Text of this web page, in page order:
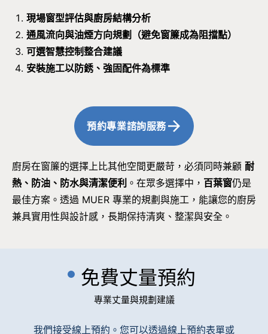
現場窗型評估與廚房結構分析
通風流向與油煙方向規劃（避免窗簾成為阻擋點）
可選智慧控制整合建議
安裝施工以防銹、強固配件為標準
預約專業諮詢服務
廚房在窗簾的選擇上比其他空間更嚴苛，必須同時兼顧 耐
熱、防油、防水與清潔便利 。在眾多選擇中， 百葉窗仍是
最佳方案。透過 MUER 專業的規劃與施工，能讓您的廚房
兼具實用性與設計感，長期保持清爽、整潔與安全。
免費丈量預約
專業丈量與規劃建議
我們接受線上預約。您可以透過線上預約表單或